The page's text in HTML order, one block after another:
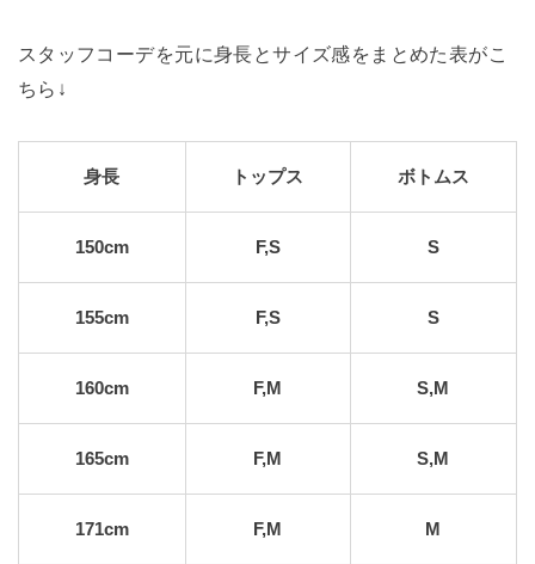
スタッフコーデを元に身長とサイズ感をまとめた表がこ
ちら↓
身長 トップス ボトムス
150cm F,S S
155cm F,S S
160cm F,M S,M
165cm F,M S,M
171cm F,M M